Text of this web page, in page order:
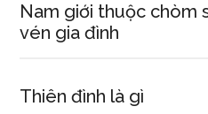
Nam giới thuộc chòm
vén gia đình
Thiên đình là gì